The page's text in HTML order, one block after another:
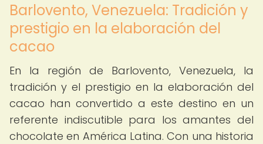
Barlovento, Venezuela: Tradición y
prestigio en la elaboración del
cacao
En la región de Barlovento, Venezuela, la
tradición y el prestigio en la elaboración del
cacao han convertido a este destino en un
referente indiscutible para los amantes del
chocolate en América Latina. Con una historia